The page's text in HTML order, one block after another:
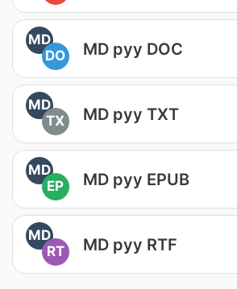
MD
DO
MD руу DOC
MD
TX
MD руу TXT
MD
EP
MD руу EPUB
MD
RT
MD руу RTF